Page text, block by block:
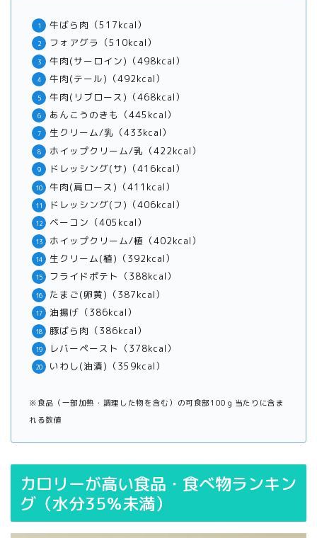
牛ばら肉（517kcal）
フォアグラ（510kcal）
牛肉(サーロイン)（498kcal）
牛肉(テール)（492kcal）
牛肉(リブロース)（468kcal）
あんこうのきも（445kcal）
生クリーム/乳（433kcal）
ホイップクリーム/乳（422kcal）
ドレッシング(サ)（416kcal）
牛肉(肩ロース)（411kcal）
ドレッシング(フ)（406kcal）
ベーコン（405kcal）
ホイップクリーム/植（402kcal）
生クリーム(植)（392kcal）
フライドポテト（388kcal）
たまご(卵黄)（387kcal）
油揚げ（386kcal）
豚ばら肉（386kcal）
レバーペースト（378kcal）
いわし(油漬)（359kcal）
※食品（一部加熱・調理した物を含む）の可食部100ｇ当たりに含ま
れる数値
カロリーが高い食品・食べ物ランキン
グ（水分35％未満）